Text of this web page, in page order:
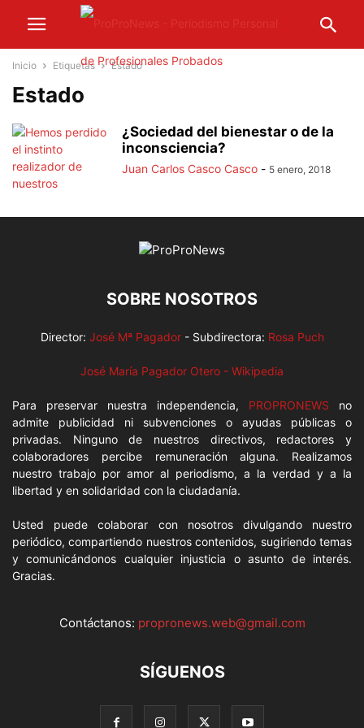
Inicio Etiquetas Estado
Estado
¿Sociedad del bienestar o de la
inconsciencia?
Juan Carlos Casco Casco - 5 enero, 2018
SOBRE NOSOTROS
Director: José Mª Pagador- Subdirectora: Rosa Puch
José María Pagador Otero - Wikipedia
Para preservar nuestra independencia, PROPRONEWS no
admite publicidad ni subvenciones o ayudas públicas o
privadas. Ninguno de nuestros directivos, redactores y
colaboradores percibe remuneración alguna. Realizamos
nuestro trabajo por amor al periodismo, a la verdad y a la
libertad y en solidaridad con la ciudadanía.
Usted puede colaborar con nosotros divulgando nuestro
periódico, compartiendo nuestros contenidos, sugiriendo temas
y comunicándonos cualquier injusticia o asunto de interés.
Gracias.
Contáctanos: propronews.web@gmail.com
SÍGUENOS